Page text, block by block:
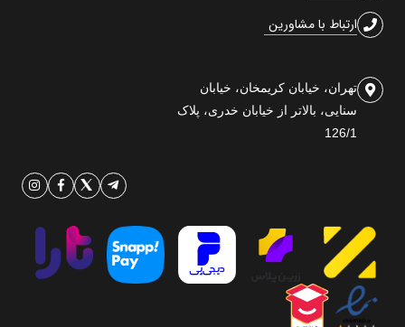
ارتباط با مشاورین
تهران، خیابان کریمخان، خیابان
سنایی، بالاتر از خیابان خدری، پلاک
126/1